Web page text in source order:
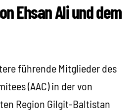
Ehsan Ali und dem
führende Mitglieder des
(AAC) in der von
Region Gilgit-Baltistan